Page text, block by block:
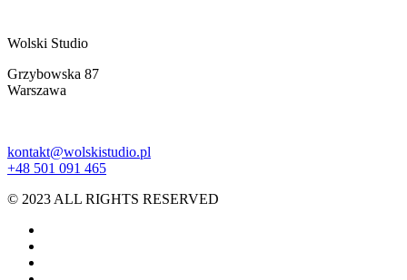
Wolski Studio
Grzybowska 87
Warszawa
kontakt@wolskistudio.pl
+48 501 091 465
© 2023 ALL RIGHTS RESERVED